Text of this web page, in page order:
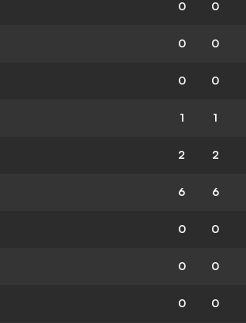
0 0
0 0
0 0
1 1
2 2
6 6
0 0
0 0
0 0